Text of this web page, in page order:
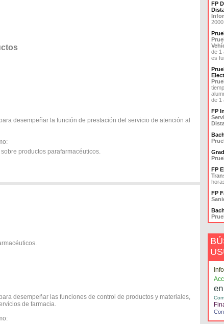
desempeñar la función de prestación del servicio de atención al
productos parafarmacéuticos.
desempeñar las funciones de control de productos y materiales,
de farmacia.
FP
2000
de 1
es
de 1
FP
FP
FP